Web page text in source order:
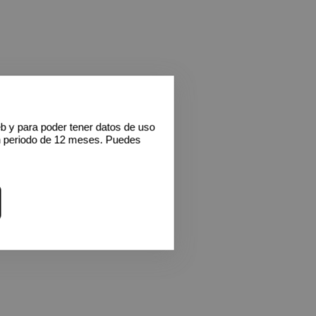
y para poder tener datos de uso
de 12 meses. Puedes